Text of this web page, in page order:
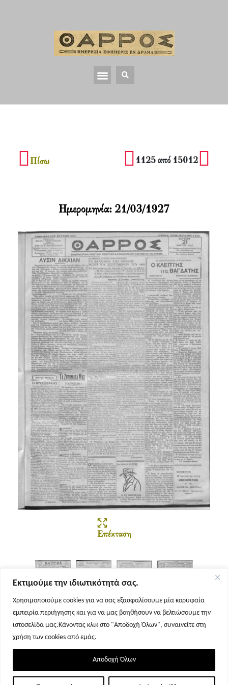
Εκτιμούμε την ιδιωτικότητά σας.
Χρησιμοποιούμε cookies για να σας εξασφαλίσουμε μία κορυφαία
εμπειρία περιήγησης και για να μας βοηθήσουν να βελτιώσουμε την
ιστοσελίδα μας.Κάνοντας κλικ στο "Αποδοχή Όλων", συναινείτε στη
χρήση των cookies από εμάς.
Αποδοχή Όλων
Πίσω 1125 από 15012
Επέκταση
Σελίδα 1 Σελίδα 2 Σελίδα 3 Σελίδα 4
Ημερομηνία: 21/03/1927